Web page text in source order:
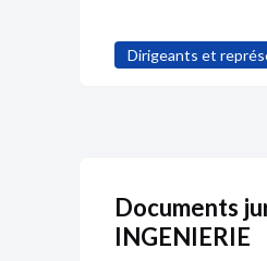
Dirigeants et
Documents
INGENIERIE